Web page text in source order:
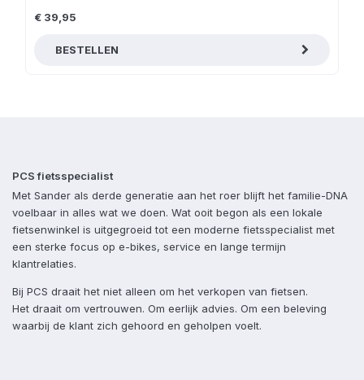
€ 39,95
BESTELLEN
PCS fietsspecialist
Met Sander als derde generatie aan het roer blijft het familie-DNA
voelbaar in alles wat we doen. Wat ooit begon als een lokale
fietsenwinkel is uitgegroeid tot een moderne fietsspecialist met
een sterke focus op e-bikes, service en lange termijn
klantrelaties.
Bij PCS draait het niet alleen om het verkopen van fietsen.
Het draait om vertrouwen. Om eerlijk advies. Om een beleving
waarbij de klant zich gehoord en geholpen voelt.